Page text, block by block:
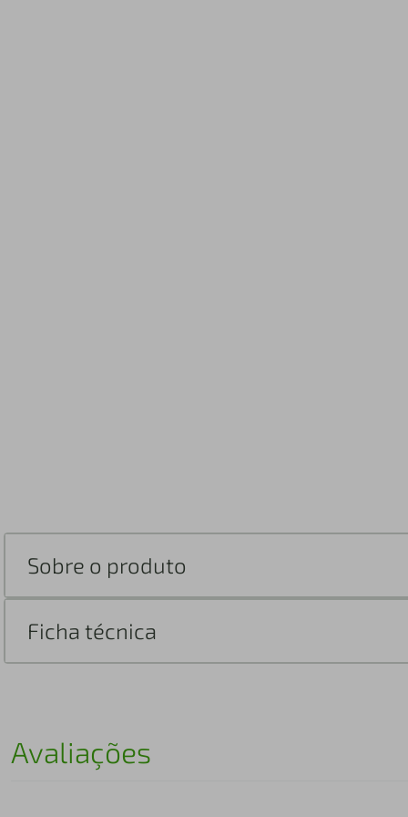
Sobre o produto
Ficha técnica
Avaliações